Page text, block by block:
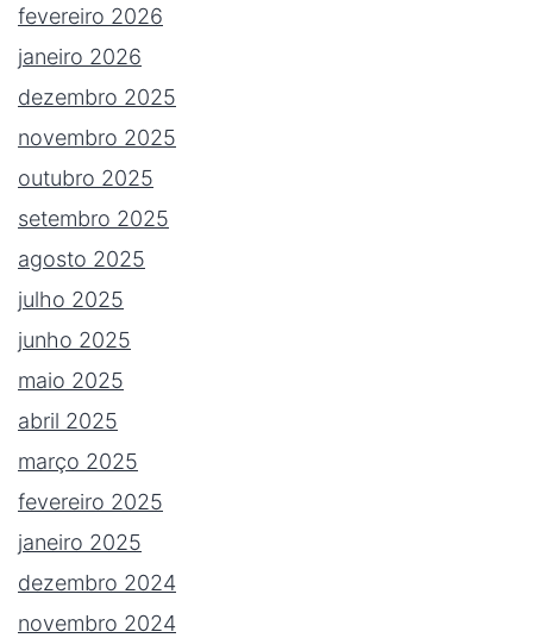
fevereiro 2026
janeiro 2026
dezembro 2025
novembro 2025
outubro 2025
setembro 2025
agosto 2025
julho 2025
junho 2025
maio 2025
abril 2025
março 2025
fevereiro 2025
janeiro 2025
dezembro 2024
novembro 2024